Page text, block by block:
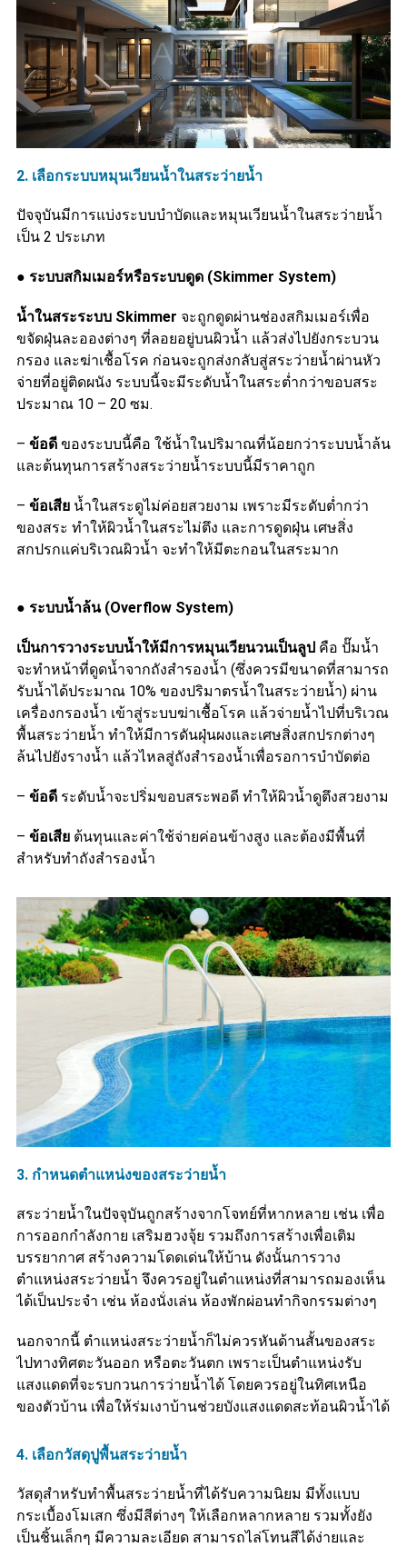
2. เลือกระบบหมุนเวียนน้ำในสระว่ายน้ำ
ปัจจุบันมีการแบ่งระบบบำบัดและหมุนเวียนน้ำในสระว่ายน้ำ
เป็น 2 ประเภท
● ระบบสกิมเมอร์หรือระบบดูด (Skimmer System)
น้ำในสระระบบ Skimmer จะถูกดูดผ่านช่องสกิมเมอร์เพื่อ
ขจัดฝุ่นละอองต่างๆ ที่ลอยอยู่บนผิวน้ำ แล้วส่งไปยังกระบวน
กรอง และฆ่าเชื้อโรค ก่อนจะถูกส่งกลับสู่สระว่ายน้ำผ่านหัว
จ่ายที่อยู่ติดผนัง ระบบนี้จะมีระดับน้ำในสระต่ำกว่าขอบสระ
ประมาณ 10 – 20 ซม.
– ข้อดีของระบบนี้คือ ใช้น้ำในปริมาณที่น้อยกว่าระบบน้ำล้น
และต้นทุนการสร้างสระว่ายน้ำระบบนี้มีราคาถูก
– ข้อเสียน้ำในสระดูไม่ค่อยสวยงาม เพราะมีระดับต่ำกว่า
ของสระ ทำให้ผิวน้ำในสระไม่ตึง และการดูดฝุ่น เศษสิ่ง
สกปรกแค่บริเวณผิวน้ำ จะทำให้มีตะกอนในสระมาก
● ระบบน้ำล้น (Overflow System)
เป็นการวางระบบน้ำให้มีการหมุนเวียนวนเป็นลูป คือ ปั๊มน้ำ
จะทำหน้าที่ดูดน้ำจากถังสำรองน้ำ (ซึ่งควรมีขนาดที่สามารถ
รับน้ำได้ประมาณ 10% ของปริมาตรน้ำในสระว่ายน้ำ) ผ่าน
เครื่องกรองน้ำ เข้าสู่ระบบฆ่าเชื้อโรค แล้วจ่ายน้ำไปที่บริเวณ
พื้นสระว่ายน้ำ ทำให้มีการดันฝุ่นผงและเศษสิ่งสกปรกต่างๆ
ล้นไปยังรางน้ำ แล้วไหลสู่ถังสำรองน้ำเพื่อรอการบำบัดต่อ
– ข้อดี ระดับน้ำจะปริ่มขอบสระพอดี ทำให้ผิวน้ำดูตึงสวยงาม
– ข้อเสียต้นทุนและค่าใช้จ่ายค่อนข้างสูง และต้องมีพื้นที่
สำหรับทำถังสำรองน้ำ
3. กำหนดตำแหน่งของสระว่ายน้ำ
สระว่ายน้ำในปัจจุบันถูกสร้างจากโจทย์ที่หากหลาย เช่น เพื่อ
การออกกำลังกาย เสริมฮวงจุ้ย รวมถึงการสร้างเพื่อเติม
บรรยากาศ สร้างความโดดเด่นให้บ้าน ดังนั้นการวาง
ตำแหน่งสระว่ายน้ำ จึงควรอยู่ในตำแหน่งที่สามารถมองเห็น
ได้เป็นประจำ เช่น ห้องนั่งเล่น ห้องพักผ่อนทำกิจกรรมต่างๆ
นอกจากนี้ ตำแหน่งสระว่ายน้ำก็ไม่ควรหันด้านสั้นของสระ
ไปทางทิศตะวันออก หรือตะวันตก เพราะเป็นตำแหน่งรับ
แสงแดดที่จะรบกวนการว่ายน้ำได้ โดยควรอยู่ในทิศเหนือ
ของตัวบ้าน เพื่อให้ร่มเงาบ้านช่วยบังแสงแดดสะท้อนผิวน้ำได้
4. เลือกวัสดุปูพื้นสระว่ายน้ำ
วัสดุสำหรับทำพื้นสระว่ายน้ำที่ได้รับความนิยม มีทั้งแบบ
กระเบื้องโมเสก ซึ่งมีสีต่างๆ ให้เลือกหลากหลาย รวมทั้งยัง
เป็นชิ้นเล็กๆ มีความละเอียด สามารถไล่โทนสีได้ง่ายและ